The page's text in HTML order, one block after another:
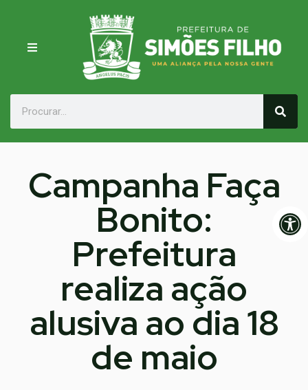
Campanha Faça
Bonito:
Prefeitura
realiza ação
alusiva ao dia 18
de maio